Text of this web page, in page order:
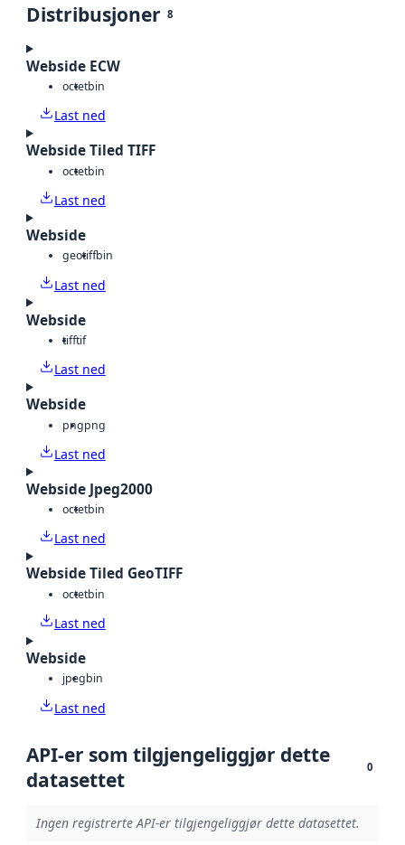
Distribusjoner 8
Webside ECW
octetbin
Last ned
Webside Tiled TIFF
octetbin
Last ned
Webside
geotiffbin
Last ned
Webside
tifftif
Last ned
Webside
pngpng
Last ned
Webside Jpeg2000
octetbin
Last ned
Webside Tiled GeoTIFF
octetbin
Last ned
Webside
jpegbin
Last ned
API-er som tilgjengeliggjør dette
datasettet
0
Ingen registrerte API-er tilgjengeliggjør dette datasettet.